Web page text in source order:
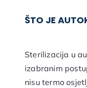
ŠTO JE
Sterilizacija u
izabranim
nisu termo